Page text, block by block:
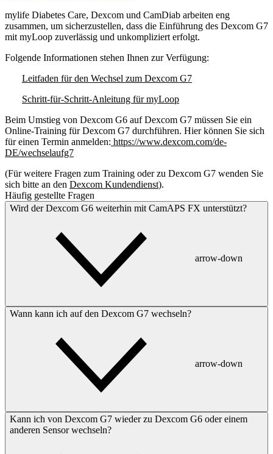
mylife Diabetes Care, Dexcom und CamDiab arbeiten eng
zusammen, um sicherzustellen, dass die Einführung des Dexcom G7
mit myLoop zuverlässig und unkompliziert erfolgt.
Folgende Informationen stehen Ihnen zur Verfügung:
Leitfaden für den Wechsel zum Dexcom G7
Schritt-für-Schritt-Anleitung für myLoop
Beim Umstieg von Dexcom G6 auf Dexcom G7 müssen Sie ein
Online-Training für Dexcom G7 durchführen. Hier können Sie sich
für einen Termin anmelden: https://www.dexcom.com/de-
DE/wechselaufg7
(Für weitere Fragen zum Training oder zu Dexcom G7 wenden Sie
sich bitte an den Dexcom Kundendienst).
Häufig gestellte Fragen
Wird der Dexcom G6 weiterhin mit CamAPS FX unterstützt?
arrow-down
Wann kann ich auf den Dexcom G7 wechseln?
arrow-down
Kann ich von Dexcom G7 wieder zu Dexcom G6 oder einem
anderen Sensor wechseln?